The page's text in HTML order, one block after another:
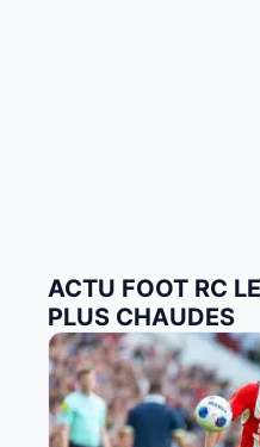
ACTU FOOT RC
PLUS CHAUDES